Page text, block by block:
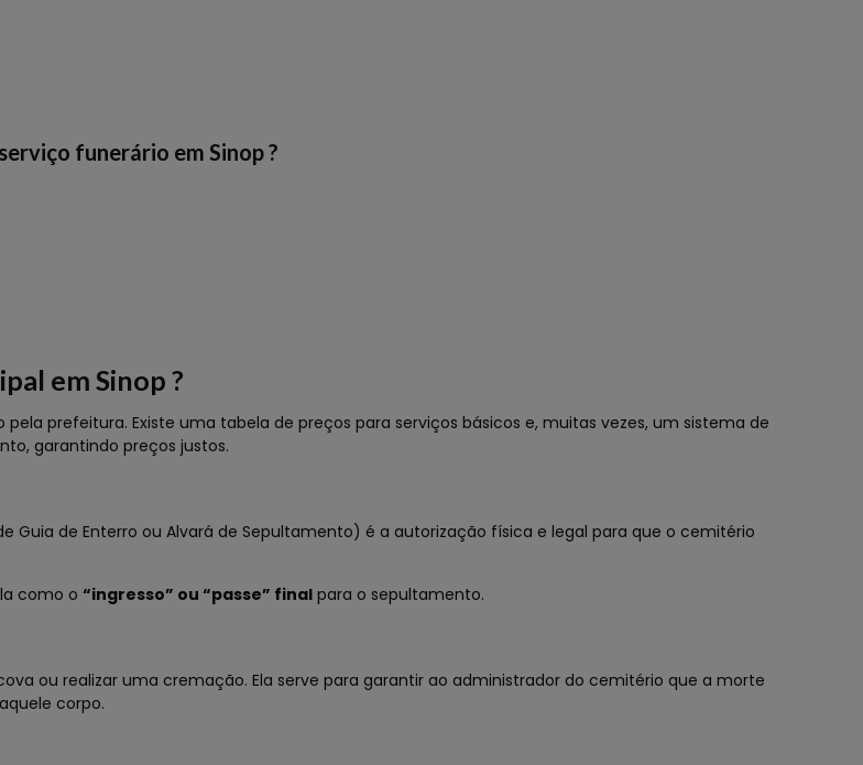
funerário em Sinop ?
em Sinop ?
prefeitura. Existe uma tabela de preços para serviços básicos e, muitas vezes, um sistema de
garantindo preços justos.
Guia de Enterro ou Alvará de Sepultamento) é a autorização física e legal para que o cemitério
como o “ingresso” ou “passe” final para o sepultamento.
ou realizar uma cremação. Ela serve para garantir ao administrador do cemitério que a morte
corpo.